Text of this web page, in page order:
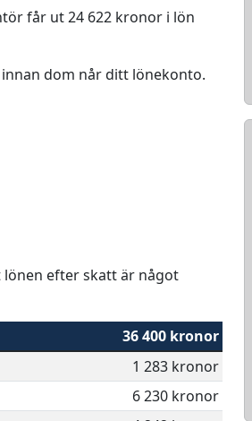
får ut 24 622 kronor i lön
dom når ditt lönekonto.
lönen efter skatt är något
36 400 kronor
1 283 kronor
6 230 kronor